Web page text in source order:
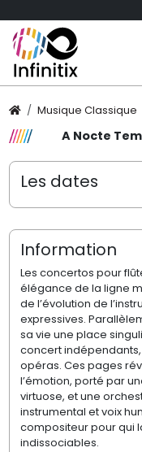
Musique Classique
A Nocte
Les dates
Information
Les concertos pour
élégance de la ligne
de l’évolution de
expressives.
sa vie une place
concert
opéras. Ces pages
l’émotion, porté par
virtuose, et une
instrumental et voix
compositeur pour qui
indissociables.